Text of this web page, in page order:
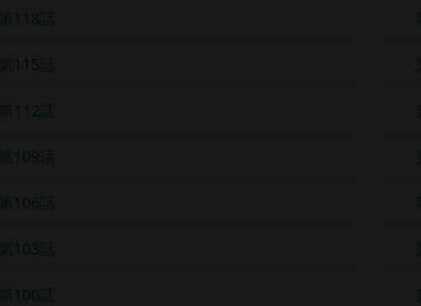
第118話
第115話
第112話
第109话
第106話
第103話
第100話